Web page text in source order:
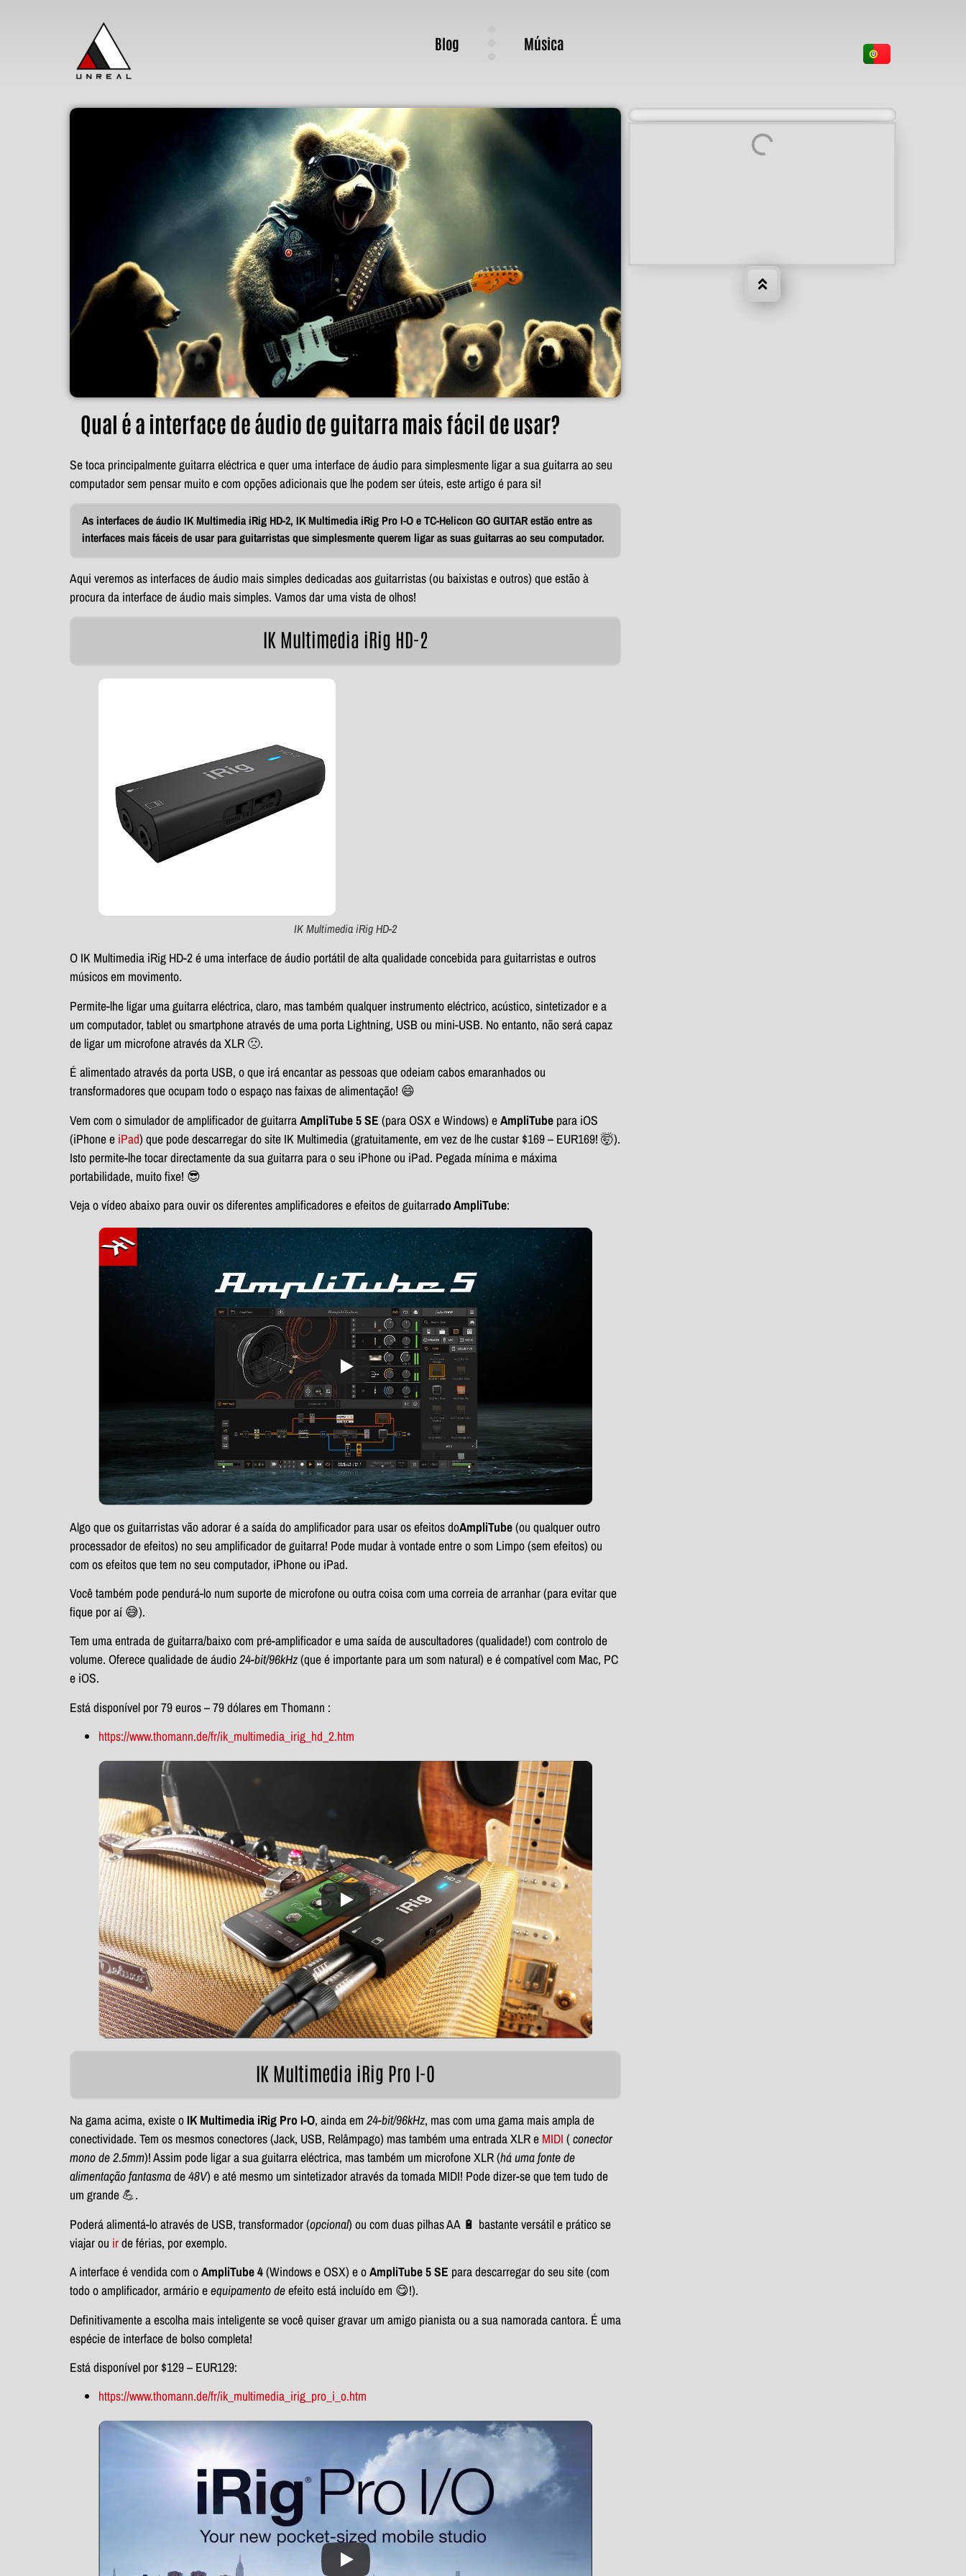
Blog Música
Qual é a interface de áudio de guitarra mais fácil de usar?
Se toca principalmente guitarra eléctrica e quer uma interface de áudio para simplesmente ligar a sua guitarra ao seu
computador sem pensar muito e com opções adicionais que lhe podem ser úteis, este artigo é para si!
As interfaces de áudio IK Multimedia iRig HD-2, IK Multimedia iRig Pro I-O e TC-Helicon GO GUITAR estão entre as
interfaces mais fáceis de usar para guitarristas que simplesmente querem ligar as suas guitarras ao seu computador.
Aqui veremos as interfaces de áudio mais simples dedicadas aos guitarristas (ou baixistas e outros) que estão à
procura da interface de áudio mais simples. Vamos dar uma vista de olhos!
IK Multimedia iRig HD-2
IK Multimedia iRig HD-2
O IK Multimedia iRig HD-2 é uma interface de áudio portátil de alta qualidade concebida para guitarristas e outros
músicos em movimento.
Permite-lhe ligar uma guitarra eléctrica, claro, mas também qualquer instrumento eléctrico, acústico, sintetizador e a
um computador, tablet ou smartphone através de uma porta Lightning, USB ou mini-USB. No entanto, não será capaz
de ligar um microfone através da XLR 🙁.
É alimentado através da porta USB, o que irá encantar as pessoas que odeiam cabos emaranhados ou
transformadores que ocupam todo o espaço nas faixas de alimentação! 😄
Vem com o simulador de amplificador de guitarra AmpliTube 5 SE (para OSX e Windows) eAmpliTube para iOS
(iPhone e iPad) que pode descarregar do site IK Multimedia (gratuitamente, em vez de lhe custar $169 – EUR169! 🤯).
Isto permite-lhe tocar directamente da sua guitarra para o seu iPhone ou iPad. Pegada mínima e máxima
portabilidade, muito fixe! 😎
Veja o vídeo abaixo para ouvir os diferentes amplificadores e efeitos de guitarrado AmpliTube:
Algo que os guitarristas vão adorar é a saída do amplificador para usar os efeitos doAmpliTube(ou qualquer outro
processador de efeitos) no seu amplificador de guitarra! Pode mudar à vontade entre o som Limpo (sem efeitos) ou
com os efeitos que tem no seu computador, iPhone ou iPad.
Você também pode pendurá-lo num suporte de microfone ou outra coisa com uma correia de arranhar (para evitar que
fique por aí 😅).
Tem uma entrada de guitarra/baixo com pré-amplificador e uma saída de auscultadores (qualidade!) com controlo de
volume. Oferece qualidade de áudio24-bit/96kHz(que é importante para um som natural) e é compatível com Mac, PC
e iOS.
Está disponível por 79 euros – 79 dólares em Thomann :
https://www.thomann.de/fr/ik_multimedia_irig_hd_2.htm
IK Multimedia iRig Pro I-O
Na gama acima, existe oIK Multimedia iRig Pro I-O, ainda em 24-bit/96kHz, mas com uma gama mais ampla de
conectividade. Tem os mesmos conectores (Jack, USB, Relâmpago) mas também uma entrada XLR e MIDI (conector
mono de 2.5mm)! Assim pode ligar a sua guitarra eléctrica, mas também um microfone XLR (há uma fonte de
alimentação fantasmade48V) e até mesmo um sintetizador através da tomada MIDI! Pode dizer-se que tem tudo de
um grande 💪.
Poderá alimentá-lo através de USB, transformador (opcional) ou com duas pilhas AA 🔋 bastante versátil e prático se
viajar ou irde férias, por exemplo.
A interface é vendida com oAmpliTube 4(Windows e OSX) e oAmpliTube 5 SE para descarregar do seu site (com
todo o amplificador, armário eequipamento deefeito está incluído em 😋!).
Definitivamente a escolha mais inteligente se você quiser gravar um amigo pianista ou a sua namorada cantora. É uma
espécie de interface de bolso completa!
Está disponível por $129 – EUR129:
https://www.thomann.de/fr/ik_multimedia_irig_pro_i_o.htm